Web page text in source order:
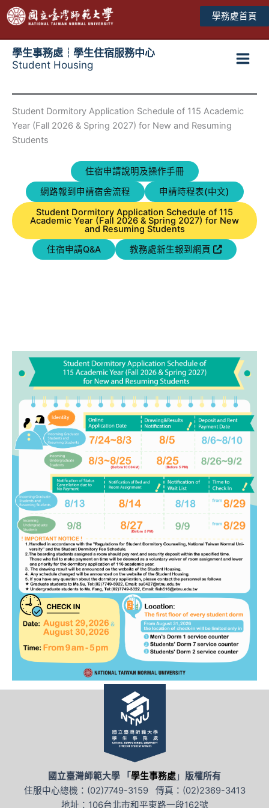
至
學務處首頁
學生事務處┆學生住宿服務中心
Student Housing
Student Dormitory Application Schedule of 115 Academic
Year (Fall 2026 & Spring 2027) for New and Resuming
Students
住宿申請說明及操作手冊
網路報到申請宿舍流程
申請時程表(中文)
Student Dormitory Application Schedule of 115
Academic Year (Fall 2026 & Spring 2027) for New
and Resuming Students
住宿申請Q&A
教務處新生報到網頁
國立臺灣師範大學 「學生事務處 」 版權所有
住服中心總機：(02)7749-3159 傳真：(02)2369-3413
地址：106台北市和平東路一段162號